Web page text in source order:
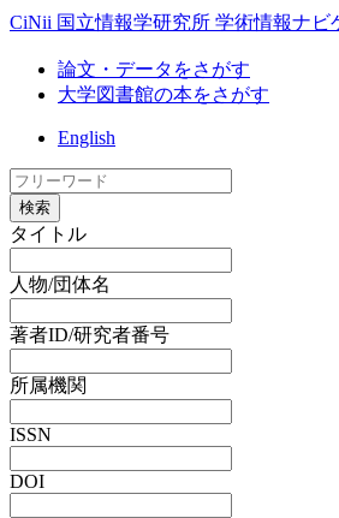
CiNii 国立情報学研究所 学術情報ナビ
論文・データをさがす
大学図書館の本をさがす
English
検索
タイトル
人物/団体名
著者ID/研究者番号
所属機関
ISSN
DOI